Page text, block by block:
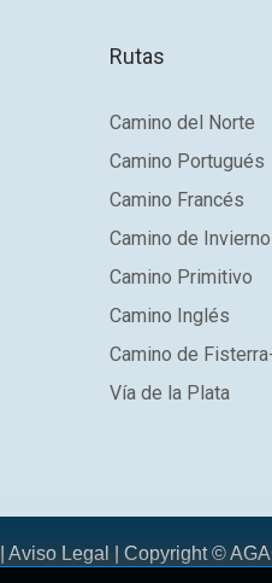
Rutas
Camino del Norte
Camino Portugués
Camino Francés
Camino de Invierno
Camino Primitivo
Camino Inglés
Camino de
Vía de la Plata
Aviso Legal | Copyright ©